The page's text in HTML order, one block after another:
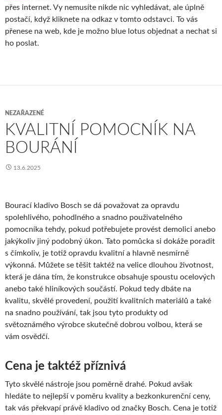
přes internet. Vy nemusíte nikde nic vyhledávat, ale úplně
postačí, když kliknete na odkaz v tomto odstavci. To vás
přenese na web, kde je možno blue lotus objednat a nechat si
ho poslat.
NEZAŘAZENÉ
KVALITNÍ POMOCNÍK NA
BOURÁNÍ
13.6.2025
Bourací kladivo Bosch se dá považovat za opravdu
spolehlivého, pohodlného a snadno použivatelného
pomocníka tehdy, pokud potřebujete provést demolici anebo
jakýkoliv jiný podobný úkon. Tato pomůcka si dokáže poradit
s čímkoliv, je totiž opravdu kvalitní a hlavně nesmírně
výkonná. Můžete se těšit taktéž na velice dlouhou životnost,
která je dána tím, že konstrukce obsahuje spoustu ocelových
anebo také hliníkových součástí. Pokud tedy dbáte na
kvalitu, skvělé provedení, použití kvalitních materiálů a také
na snadno používání, tak jsou tyto produkty od
světoznámého výrobce skutečně dobrou volbou, která se
vám osvědčí.
Cena je taktéž příznivá
Tyto skvělé nástroje jsou poměrně drahé. Pokud avšak
hledáte to nejlepší v poměru kvality a bezkonkurenční ceny,
tak vás překvapí právě kladivo od značky Bosch. Cena je totiž